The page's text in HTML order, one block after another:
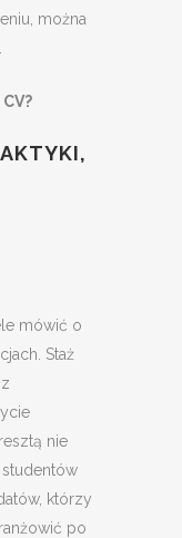
można
mówić o
Staż
nie
którzy
po